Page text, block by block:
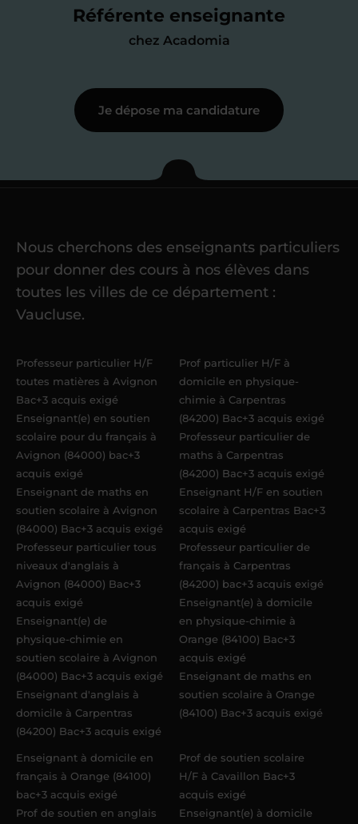
Référente enseignante
chez Acadomia
me mettre à jour au besoin) et
j’échange en direct avec un chargé de
Étape 3
Je commence mes
Une fois ma candidature validée,mon
référent me confie mes premiers
élèvesdans un délai de6 jours
maximum
Je dépose ma candidature
Nous cherchons des enseignants particuliers
pour donner des cours à nos élèves dans
toutes les villes de ce département :
Vaucluse.
Professeur particulier H/F
toutes matières à Avignon
Bac+3 acquis exigé
Enseignant(e) en soutien
scolaire pour du français à
Avignon (84000) bac+3
acquis exigé
Enseignant de maths en
soutien scolaire à Avignon
(84000) Bac+3 acquis exigé
Professeur particulier tous
niveaux d'anglais à
Avignon (84000) Bac+3
acquis exigé
Enseignant(e) de
physique-chimie en
soutien scolaire à Avignon
(84000) Bac+3 acquis exigé
Enseignant d'anglais à
domicile à Carpentras
(84200) Bac+3 acquis exigé
Prof particulier H/F à
domicile en physique-
chimie à Carpentras
(84200) Bac+3 acquis exigé
Professeur particulier de
maths à Carpentras
(84200) Bac+3 acquis exigé
Enseignant H/F en soutien
scolaire à Carpentras Bac+3
acquis exigé
Professeur particulier de
français à Carpentras
(84200) bac+3 acquis exigé
Enseignant(e) à domicile
en physique-chimie à
Orange (84100) Bac+3
acquis exigé
Enseignant de maths en
soutien scolaire à Orange
(84100) Bac+3 acquis exigé
Enseignant à domicile en
français à Orange (84100)
bac+3 acquis exigé
Prof de soutien en anglais
Prof de soutien scolaire
H/F à Cavaillon Bac+3
acquis exigé
Enseignant(e) à domicile